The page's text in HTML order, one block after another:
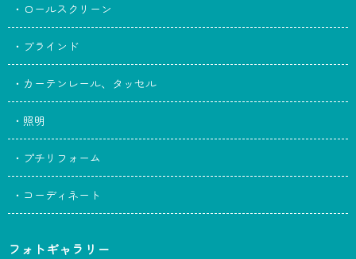
・ロールスクリーン
・ブラインド
・カーテンレール、タッセル
・照明
・プチリフォーム
・コーディネート
フォトギャラリー